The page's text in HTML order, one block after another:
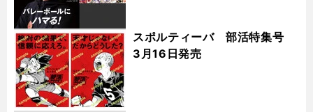
スポルティーバ 部活特集号
3月16日発売